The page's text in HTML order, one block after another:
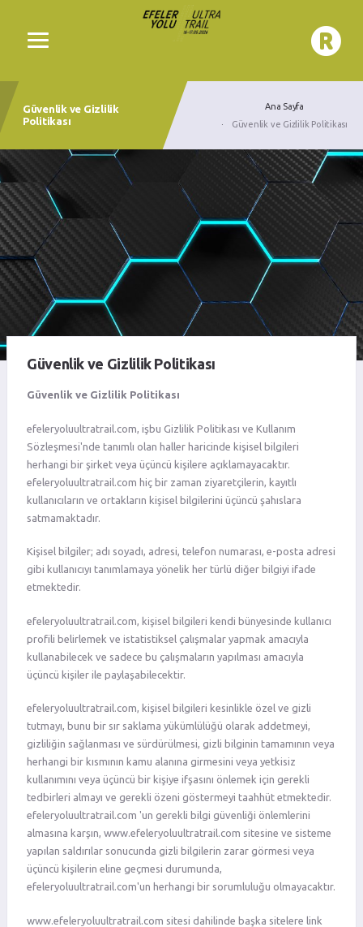
Güvenlik ve Gizlilik
Politikası
Ana Sayfa
Güvenlik ve Gizlilik Politikası
Güvenlik ve Gizlilik Politikası
Güvenlik ve Gizlilik Politikası
efeleryoluultratrail.com, işbu Gizlilik Politikası ve Kullanım
Sözleşmesi'nde tanımlı olan haller haricinde kişisel bilgileri
herhangi bir şirket veya üçüncü kişilere açıklamayacaktır.
efeleryoluultratrail.com hiç bir zaman ziyaretçilerin, kayıtlı
kullanıcıların ve ortakların kişisel bilgilerini üçüncü şahıslara
satmamaktadır.
Kişisel bilgiler; adı soyadı, adresi, telefon numarası, e-posta adresi
gibi kullanıcıyı tanımlamaya yönelik her türlü diğer bilgiyi ifade
etmektedir.
efeleryoluultratrail.com, kişisel bilgileri kendi bünyesinde kullanıcı
profili belirlemek ve istatistiksel çalışmalar yapmak amacıyla
kullanabilecek ve sadece bu çalışmaların yapılması amacıyla
üçüncü kişiler ile paylaşabilecektir.
efeleryoluultratrail.com, kişisel bilgileri kesinlikle özel ve gizli
tutmayı, bunu bir sır saklama yükümlülüğü olarak addetmeyi,
gizliliğin sağlanması ve sürdürülmesi, gizli bilginin tamamının veya
herhangi bir kısmının kamu alanına girmesini veya yetkisiz
kullanımını veya üçüncü bir kişiye ifşasını önlemek için gerekli
tedbirleri almayı ve gerekli özeni göstermeyi taahhüt etmektedir.
efeleryoluultratrail.com 'un gerekli bilgi güvenliği önlemlerini
almasına karşın, www.efeleryoluultratrail.com sitesine ve sisteme
yapılan saldırılar sonucunda gizli bilgilerin zarar görmesi veya
üçüncü kişilerin eline geçmesi durumunda,
efeleryoluultratrail.com'un herhangi bir sorumluluğu olmayacaktır.
www.efeleryoluultratrail.com sitesi dahilinde başka sitelere link